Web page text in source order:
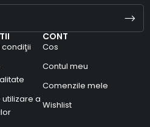
condiţii
a
CONT
Cos
Contul meu
Comenzile mele
Wishlist